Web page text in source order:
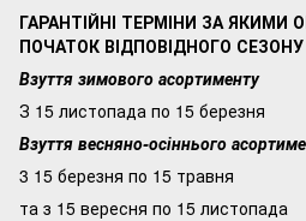
ГАРАНТІЙНІ ТЕРМІНИ ЗА
ПОЧАТОК ВІДПОВІДНОГО СЕЗОНУ
Взуття зимового асортименту
З 15 листопада по 15 березня
Взуття весняно-осіннього
3 15 березня по 15 травня
та з 15 вересня по 15 листопада